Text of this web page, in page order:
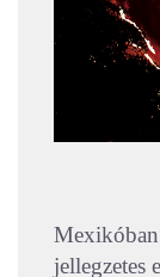
Mexikóban
jellegzetes